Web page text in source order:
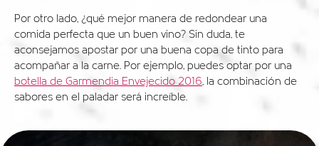
Por otro lado, ¿qué mejor manera de redondear una
comida perfecta que un buen vino? Sin duda, te
aconsejamos apostar por una buena copa de tinto para
acompañar a la carne. Por ejemplo, puedes optar por una
botella de Garmendia Envejecido 2016, la combinación de
sabores en el paladar será increíble.